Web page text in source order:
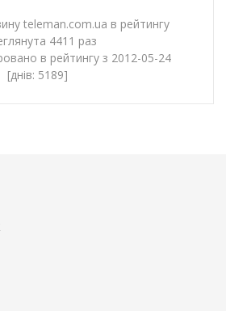
teleman.com.ua в рейтингу
4411 раз
в рейтингу з 2012-05-24
[днів: 5189]